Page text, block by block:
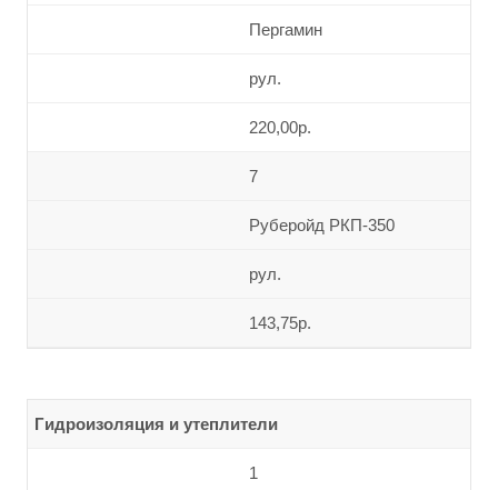
Пергамин
рул.
220,00р.
7
Руберойд РКП-350
рул.
143,75р.
Гидроизоляция и утеплители
1